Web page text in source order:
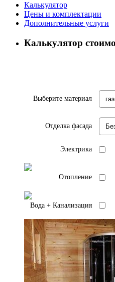
Калькулятор
Цены и комплектации
Дополнительные услуги
Калькулятор
Выберите материал
Отделка фасада
Электрика
Отопление
Вода + Канализация